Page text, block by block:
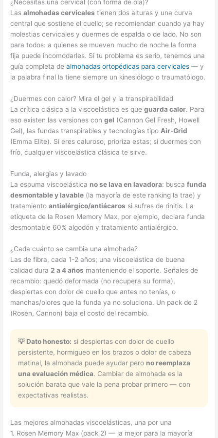
¿Necesitas una cervical (con forma de ola)?
Lasalmohadas cervicales tienen dos alturas y una curva
central que sostiene el cuello; se recomiendan cuando ya hay
molestias cervicales y duermes de espalda o de lado. No son
para todos: a quienes se mueven mucho de noche la forma
fija puede incomodarles. Si tu problema es serio, tenemos una
guía completa dealmohadas ortopédicas para cervicales — y
la palabra final la tiene siempre un kinesiólogo o traumatólogo.
¿Duermes con calor? Mira el gel y la transpirabilidad
La crítica clásica a la viscoelástica es queguarda calor. Para
eso existen las versiones congel (Cannon Gel Fresh, Howell
Gel), las fundas transpirables y tecnologías tipo Air-Grid
(Emma Elite). Si eres caluroso, prioriza estas; si duermes con
frío, cualquier viscoelástica clásica te sirve.
Funda, alergias y lavado
La espuma viscoelástica no se lava en lavadora: buscafunda
desmontable y lavable (la mayoría de este ranking la trae) y
tratamientoantialérgico/antiácaros si sufres de rinitis. La
etiqueta de la Rosen Memory Max, por ejemplo, declara funda
desmontable 60% algodón y tratamiento antialérgico.
¿Cada cuánto se cambia una almohada?
Las de fibra, cada 1-2 años; una viscoelástica de buena
calidad dura 2 a 4 años manteniendo el soporte. Señales de
recambio: quedó deformada (no recupera su forma),
despiertas con dolor de cuello que antes no tenías, o
manchas/olores que la funda ya no soluciona. Un pack de 2
(Rosen, Cannon) baja el costo del recambio.
💡 Dato honesto: si despiertas con dolor de cuello
persistente, hormigueo en los brazos o dolor de cabeza
matinal, la almohada puede ayudar pero no reemplaza
una evaluación médica. Cambiar de almohada es la
solución barata que vale la pena probar primero — con
expectativas realistas.
Las mejores almohadas viscoelásticas, una por una
1. Rosen Memory Max (pack 2) — la mejor para la mayoría